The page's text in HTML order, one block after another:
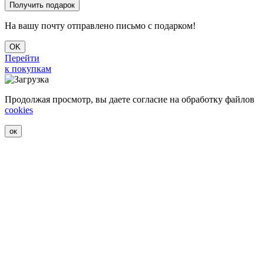
На вашу почту отправлено письмо с подарком!
OK
Перейти
к покупкам
Продолжая просмотр, вы даете согласие на обработку файлов
cookies
ок